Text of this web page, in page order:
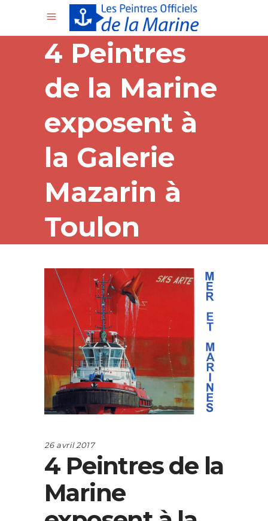
4 Peintres
de la Marine
exposent à
la Galerie
Mazarin à
Toulon
26 avril 2017
4 Peintres de la
Marine